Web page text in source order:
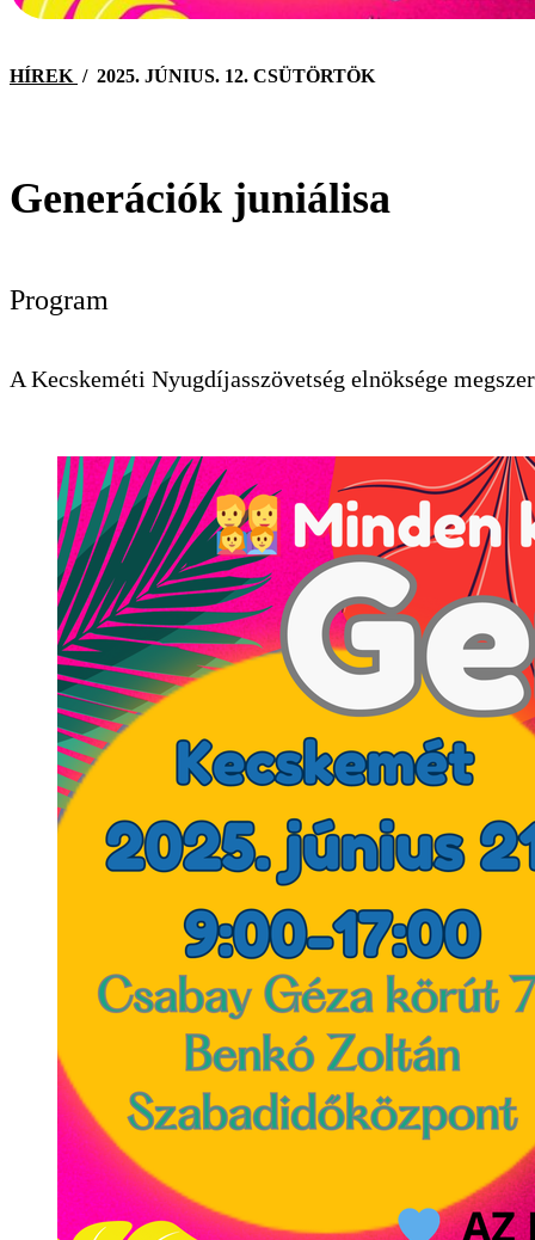
KERESÉS
HÍREK / 2025. JÚNIUS. 12. CSÜTÖRTÖK
Generációk juniálisa
Program
A Kecskeméti Nyugdíjasszövetség elnöksége